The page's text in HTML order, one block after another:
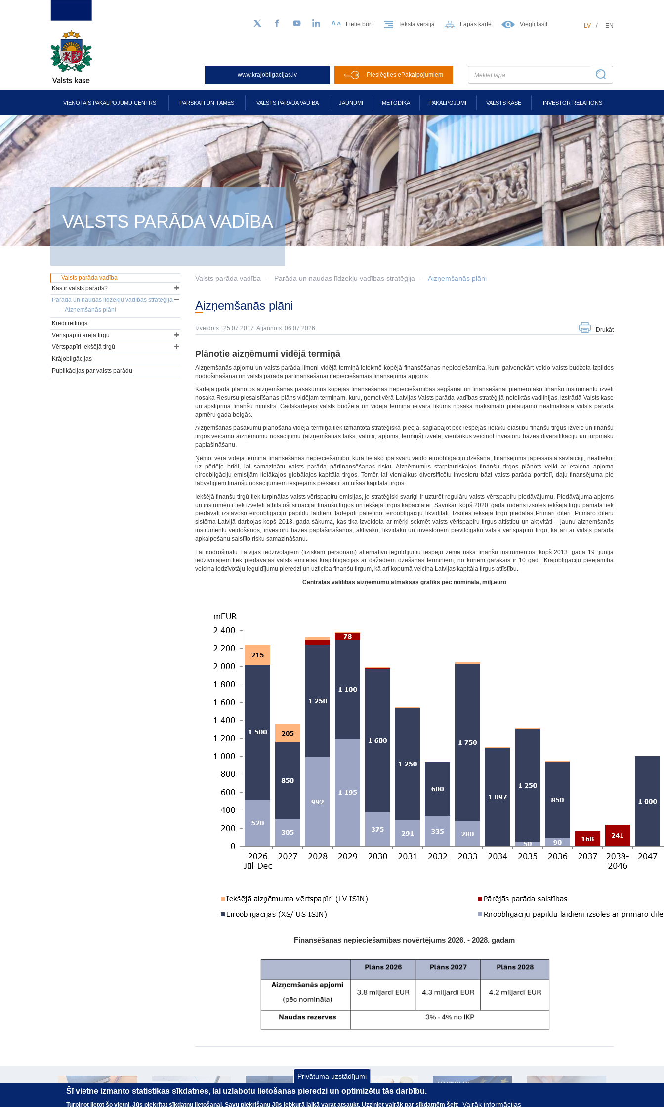
Sekojiet mums Twitter
FacebookYouTubeLinkedIn Lielie burti Teksta versija Lapas karte Viegli lasīt LV EN
www.krajobligacijas.lv Pieslēgties ePakalpojumiem
Galvenā
izvēlne
VIENOTAIS PAKALPOJUMU CENTRS PĀRSKATI UN TĀMES VALSTS PARĀDA VADĪBA JAUNUMI METODIKA PAKALPOJUMI VALSTS KASE INVESTOR RELATIONS
VALSTS PARĀDA VADĪBA
Valsts parāda vadība Parāda un naudas līdzekļu vadības stratēģija Aizņemšanās plāni
Aizņemšanās plāni
Izveidots : 25.07.2017. Atjaunots: 06.07.2026. Drukāt
Plānotie aizņēmumi vidējā termiņā
Aizņemšanās apjomu un valsts parāda līmeni vidējā termiņā ietekmē kopējā finansēšanas nepieciešamība, kuru galvenokārt veido valsts budžeta izpildes
nodrošināšanai un valsts parāda pārfinansēšanai nepieciešamais finansējuma apjoms.
Kārtējā gadā plānotos aizņemšanās pasākumus kopējās finansēšanas nepieciešamības segšanai un finansēšanai piemērotāko finanšu instrumentu izvēli
nosaka Resursu piesaistīšanas plāns vidējam termiņam, kuru, ņemot vērā Latvijas Valsts parāda vadības stratēģijā noteiktās vadlīnijas, izstrādā Valsts kase
un apstiprina finanšu ministrs. Gadskārtējais valsts budžeta un vidējā termiņa ietvara likums nosaka maksimālo pieļaujamo neatmaksātā valsts parāda
apmēru gada beigās.
Aizņemšanās pasākumu plānošanā vidējā termiņā tiek izmantota stratēģiska pieeja, saglabājot pēc iespējas lielāku elastību finanšu tirgus izvēlē un finanšu
tirgos veicamo aizņēmumu nosacījumu (aizņemšanās laiks, valūta, apjoms, termiņš) izvēlē, vienlaikus veicinot investoru bāzes diversifikāciju un turpmāku
paplašināšanu.
Ņemot vērā vidēja termiņa finansēšanas nepieciešamību, kurā lielāko īpatsvaru veido eiroobligāciju dzēšana, finansējums jāpiesaista savlaicīgi, neatliekot
uz pēdējo brīdi, lai samazinātu valsts parāda pārfinansēšanas risku. Aizņēmumus starptautiskajos finanšu tirgos plānots veikt ar etalona apjoma
eiroobligāciju emisijām lielākajos globālajos kapitāla tirgos. Tomēr, lai vienlaikus diversificētu investoru bāzi valsts parāda portfelī, daļu finansējuma pie
labvēlīgiem finanšu nosacījumiem iespējams piesaistīt arī nišas kapitāla tirgos.
Iekšējā finanšu tirgū tiek turpinātas valsts vērtspapīru emisijas, jo stratēģiski svarīgi ir uzturēt regulāru valsts vērtspapīru piedāvājumu. Piedāvājuma apjoms
un instrumenti tiek izvēlēti atbilstoši situācijai finanšu tirgos un iekšējā tirgus kapacitātei. Savukārt kopš 2020. gada rudens izsolēs iekšējā tirgū pamatā tiek
piedāvāti izstāvošo eiroobligāciju papildu laidieni, tādējādi palielinot eiroobligāciju likviditāti. Izsolēs iekšējā tirgū piedalās Primāri dīleri. Primāro dīleru
sistēma Latvijā darbojas kopš 2013. gada sākuma, kas tika izveidota ar mērķi sekmēt valsts vērtspapīru tirgus attīstību un aktivitāti – jaunu aizņemšanās
instrumentu veidošanos, investoru bāzes paplašināšanos, aktīvāku, likvīdāku un investoriem pievilcīgāku valsts vērtspapīru tirgu, kā arī ar valsts parāda
apkalpošanu saistīto risku samazināšanu.
Lai nodrošinātu Latvijas iedzīvotājiem (fiziskām personām) alternatīvu ieguldījumu iespēju zema riska finanšu instrumentos, kopš 2013. gada 19. jūnija
iedzīvotājiem tiek piedāvātas valsts emitētās krājobligācijas ar dažādiem dzēšanas termiņiem, no kuriem garākais ir 10 gadi. Krājobligāciju pieejamība
veicina iedzīvotāju ieguldījumu pieredzi un uzticība finanšu tirgum, kā arī kopumā veicina Latvijas kapitāla tirgus attīstību.
Centrālās valdības aizņēmumu atmaksas grafiks pēc nomināla, milj.euro
Finansēšanas nepieciešamības novērtējums 2026. - 2028. gadam
Valsts parāda vadība
Kas ir valsts parāds?
Parāda un naudas līdzekļu vadības stratēģija
Aizņemšanās plāni
Kredītreitings
Vērtspapīri ārējā tirgū
Vērtspapīri iekšējā tirgū
Krājobligācijas
Publikācijas par valsts parādu
Privātuma uzstādījumi
Šī vietne izmanto statistikas sīkdatnes, lai uzlabotu lietošanas pieredzi un optimizētu tās darbību.
Turpinot lietot šo vietni, Jūs piekrītat sīkdatņu lietošanai. Savu piekrišanu Jūs jebkurā laikā varat atsaukt. Uzziniet vairāk par sīkdatnēm šeit: Vairāk informācijas